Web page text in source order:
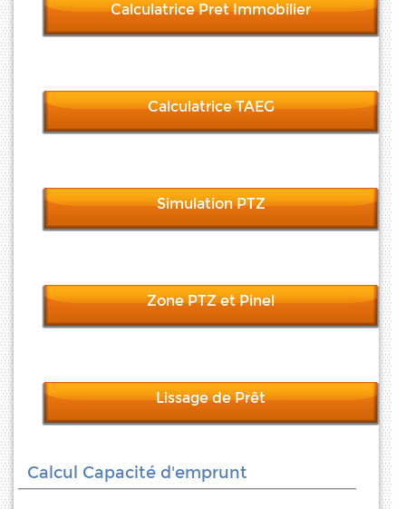
Calculatrice Pret Immobilier
Calculatrice TAEG
Simulation PTZ
Zone PTZ et Pinel
Lissage de Prêt
Calcul Capacité d'emprunt